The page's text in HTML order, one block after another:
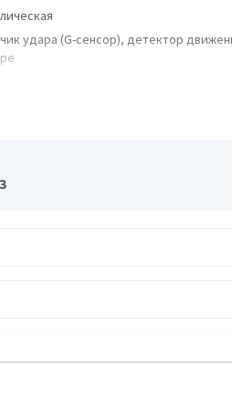
удара (G-сенсор), детектор